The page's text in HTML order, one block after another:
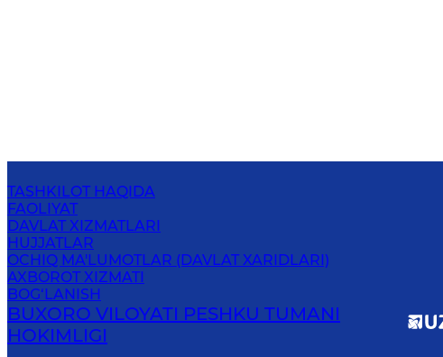
TASHKILOT HAQIDA
FAOLIYAT
DAVLAT XIZMATLARI
HUJJATLAR
OCHIQ MA'LUMOTLAR (DAVLAT XARIDLARI)
AXBOROT XIZMATI
BOG‘LANISH
BUXORO VILOYATI PESHKU TUMANI
HOKIMLIGI